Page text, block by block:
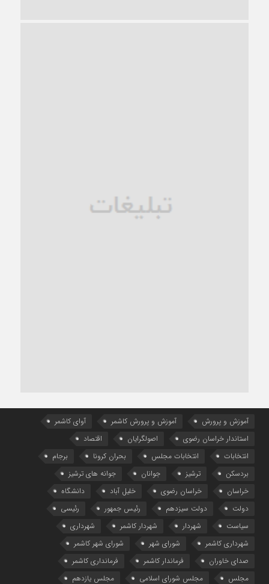
آموزش و پرورش آموزش و پرورش کاشمر
آوای کاشمر
استاندار خراسان رضوی
اصولگرایان
اقتصاد
انتخابات
انتخابات مجلس بحران کرونا
برجام
بردسکن
ترشیز جوانان
جوانه های ترشیز
خراسان
خراسان رضوی خلیل آباد
دانشگاه
دولت
دولت سیزدهم رئیس جمهور
رئیسی
سیاست
شهردار شهردار کاشمر
شهرداری
شهرداری کاشمر
شورای شهر
شورای شهر کاشمر
صدای خاوران
فرماندار کاشمر
فرمانداری کاشمر
مجلس
مجلس شورای اسلامی مجلس یازدهم